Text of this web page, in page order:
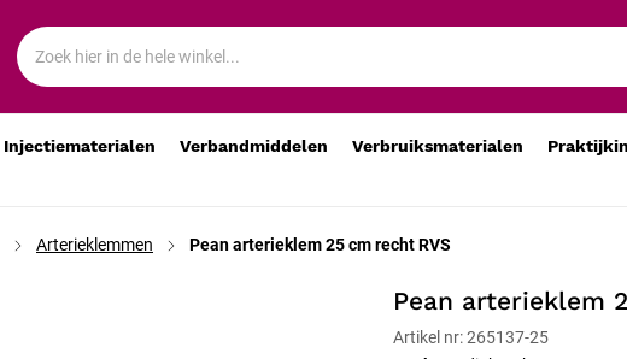
Injectiematerialen Verbandmiddelen Verbruiksmaterialen
Arterieklemmen Pean arterieklem 25 cm recht RVS
Pean arterieklem
Artikel nr: 265137-25